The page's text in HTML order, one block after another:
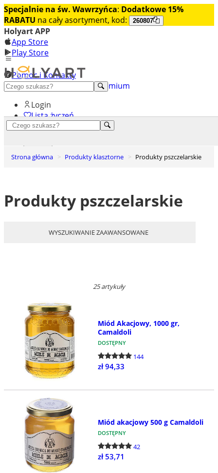
Specjalnie na św. Wawrzyńca: Dodatkowe 15%
RABATU na cały asortyment, kod: 260807
Holyart APP
App Store
Play Store
Pomoc i Kontakty
+48 222 922 860
Odkryj premium
Login
Lista życzeń
Strona główna Produkty klasztorne Produkty pszczelarskie
Produkty pszczelarskie
WYSZUKIWANIE ZAAWANSOWANE
25 artykuły
Miód Akacjowy, 1000 gr,
Camaldoli
DOSTĘPNY
144
zł 94,33
Miód akacjowy 500 g Camaldoli
DOSTĘPNY
42
zł 53,71